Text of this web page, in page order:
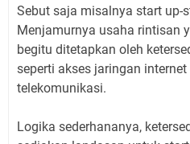
Sebut saja misalnya start up-
Menjamurnya usaha rintisan
begitu ditetapkan oleh
seperti akses jaringan
telekomunikasi.
Logika sederhananya,